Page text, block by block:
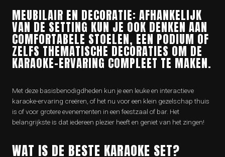
MEUBILAIR EN DECORATIE: AFHANKELIJK
VAN DE SETTING KUN JE OOK DENKEN AAN
COMFORTABELE STOELEN, EEN PODIUM OF
ZELFS THEMATISCHE DECORATIES OM DE
KARAOKE-ERVARING COMPLEET TE MAKEN.
Met deze basisbenodigdheden kun je een leuke en interactieve
karaoke-ervaring creëren, of het nu voor een klein gezelschap thuis
is of voor grotere evenementen in een feestzaal of bar. Het
belangrijkste is dat iedereen plezier heeft en geniet van het zingen!
WAT IS DE BESTE KARAOKE SET?